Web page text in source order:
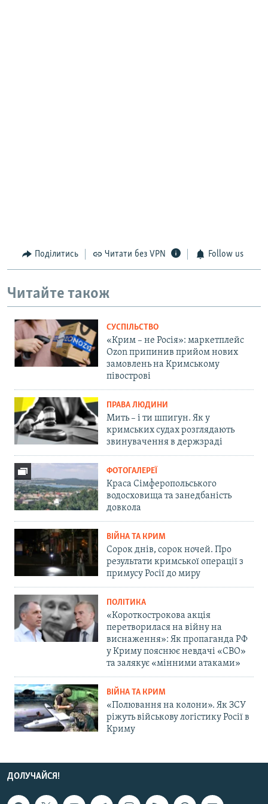
Поділитись Читати без VPN Follow us
Читайте також
СУСПІЛЬСТВО
«Крим – не Росія»: маркетплейс
Ozon припинив прийом нових
замовлень на Кримському
півострові
ПРАВА ЛЮДИНИ
Мить – і ти шпигун. Як у
кримських судах розглядають
звинувачення в держзраді
ФОТОГАЛЕРЕЇ
Краса Сімферопольського
водосховища та занедбаність
довкола
ВІЙНА ТА КРИМ
Сорок днів, сорок ночей. Про
результати кримської операції з
примусу Росії до миру
ПОЛІТИКА
«Короткострокова акція
перетворилася на війну на
виснаження»: Як пропаганда РФ
у Криму пояснює невдачі «СВО»
та залякує «мінними атаками»
ВІЙНА ТА КРИМ
«Полювання на колони». Як ЗСУ
ріжуть військову логістику Росії в
Криму
ДОЛУЧАЙСЯ!